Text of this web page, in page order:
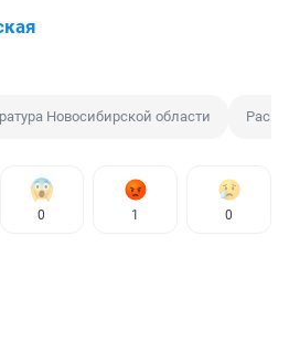
Новосибирской области
0 1 0